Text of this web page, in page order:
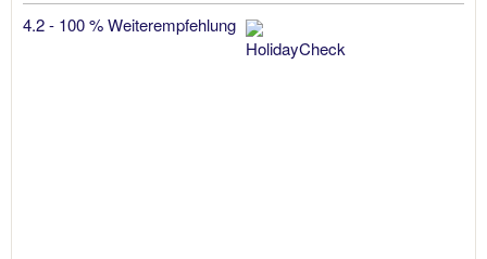
4.2 - 100 % Weiterempfehlung